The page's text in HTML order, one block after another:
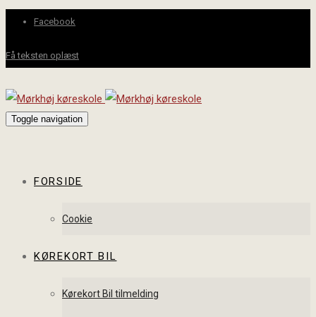
Facebook
Få teksten oplæst
Toggle navigation
FORSIDE
Cookie
KØREKORT BIL
Kørekort Bil tilmelding